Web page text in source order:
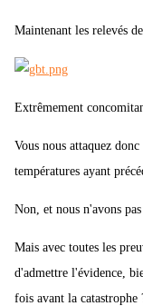
Maintenant les relevés
Extrêmement
Vous nous attaquez
températures ayant
Non, et nous n'avons
Mais avec toutes les
d'admettre l'évidence,
fois avant la catastrophe